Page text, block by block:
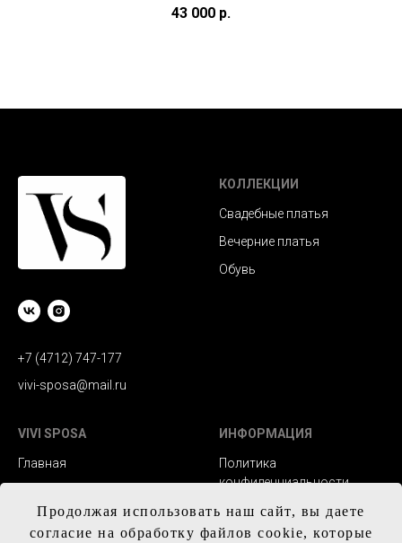
43 000 р.
Продолжая использовать наш сайт, вы даете
согласие на обработку файлов cookie, которые
+7 (4712) 747-177
vivi-sposa@mail.ru
КОЛЛЕКЦИИ
Свадебные платья
Вечерние платья
Обувь
VIVI SPOSA
Главная
Контакты
ИНФОРМАЦИЯ
Политика
конфиденциальности
Заказ и сроки
изготовления